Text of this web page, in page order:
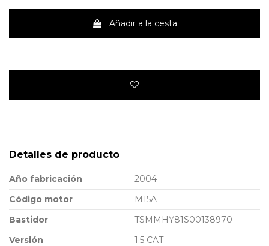
Añadir a la cesta
Detalles de producto
Año fabricación
2004
Código motor
M15A
Bastidor
TSMMHY81S00138970
Versión
1.5 CAT